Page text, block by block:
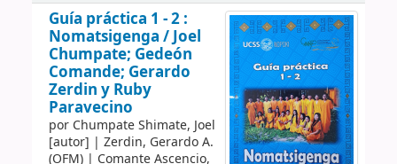
Guía práctica 1 - 2 :
Nomatsigenga /Joel
Chumpate; Gedeón
Comande; Gerardo
Zerdin y Ruby
Paravecino
por Chumpate Shimate, Joel
[autor] | Zerdin, Gerardo A.
(OFM)| Comante Ascencio,